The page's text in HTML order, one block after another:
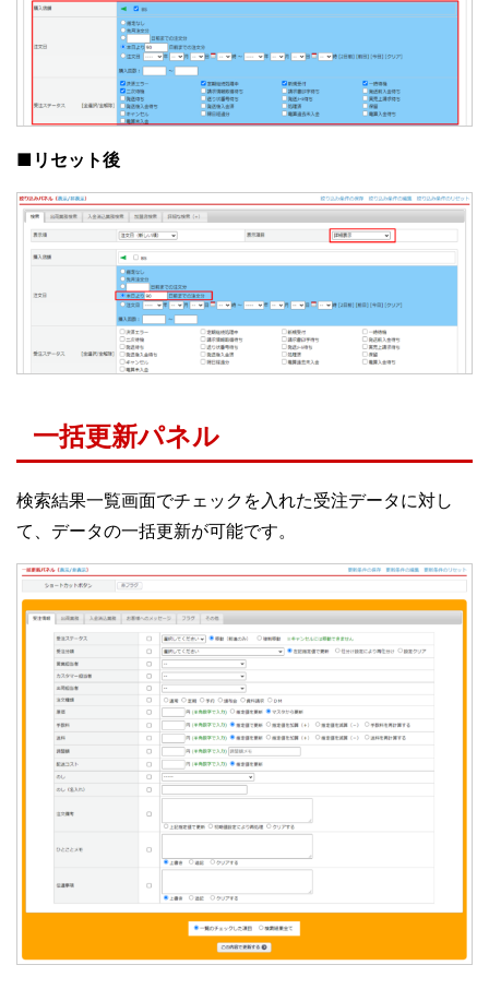
■リセット後
一括更新パネル
検索結果一覧画面でチェックを入れた受注データに対し
て、データの一括更新が可能です。